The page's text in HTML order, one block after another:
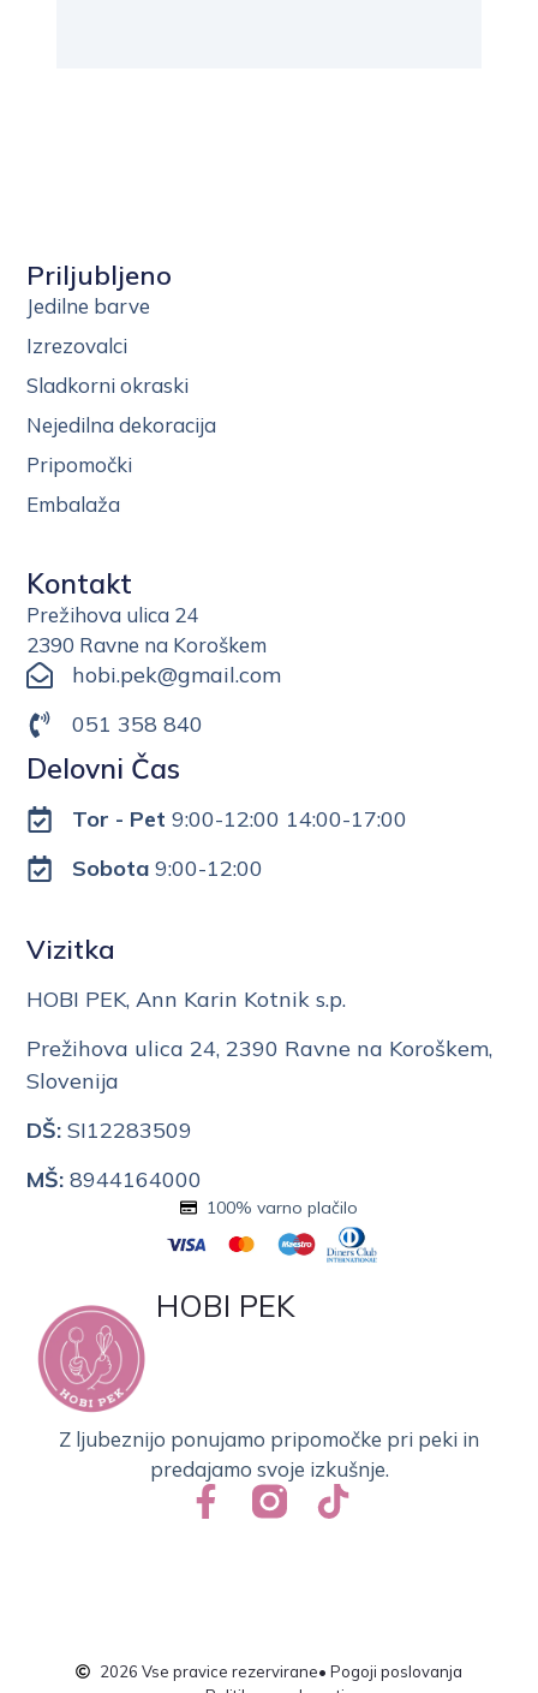
Priljubljeno
Jedilne barve
Izrezovalci
Sladkorni okraski
Nejedilna dekoracija
Pripomočki
Embalaža
Kontakt
Prežihova ulica 24
2390 Ravne na Koroškem
hobi.pek@gmail.com
051 358 840
Delovni Čas
Tor - Pet 9:00-12:00 14:00-17:00
Sobota9:00-12:00
Vizitka
HOBI PEK, Ann Karin Kotnik s.p.
Prežihova ulica 24, 2390 Ravne na Koroškem,
Slovenija
DŠ: SI12283509
MŠ: 8944164000
HOBI PEK
Z ljubeznijo ponujamo pripomočke pri peki in
predajamo svoje izkušnje.
100% varno plačilo
2026 Vse pravice rezervirane• Pogoji poslovanja